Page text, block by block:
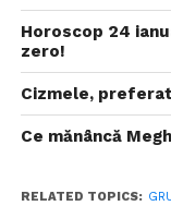
Horoscop 24
zero!
Cizmele,
Ce mănâncă
RELATED TOPICS: